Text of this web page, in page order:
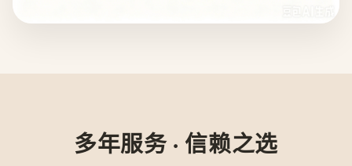
多年服务 · 信赖之选